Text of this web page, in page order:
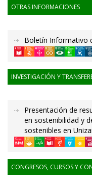
OTRAS INFORMACIONES
Boletín Informativo
INVESTIGACIÓN Y
Presentación de
en sostenibilidad y
sostenibles en
CONGRESOS, CURSOS Y